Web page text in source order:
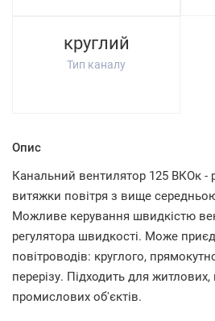
круглий
Тип каналу
Опис
Канальний вентилятор 125 ВКОк -
витяжки повітря з вище
Можливе керування швидкістю
регулятора швидкості. Може
повітроводів: круглого,
перерізу. Підходить для
промислових об'єктів.